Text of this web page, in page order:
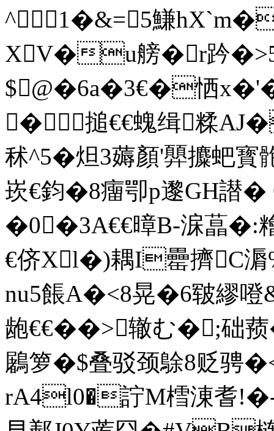
^1�&=5鰜
XV�u艕�r趻
$@�6a�3€�恓
�搥€€螝缉糅
秫^5�炟3薅顏'顨攗蚆
崁€鈞�8癅卾p邌GH譛�
�0�3A€€暲B-淭蕌�:
€侪Xl�)耦I罍擠C漘
nu5餦A�<8晃�6皲繆
龅€€�� >辙む�;础蓣
鷵箩�$叠驳颈鵌8贬骋
rA4l0�詝M樰涷耆!�